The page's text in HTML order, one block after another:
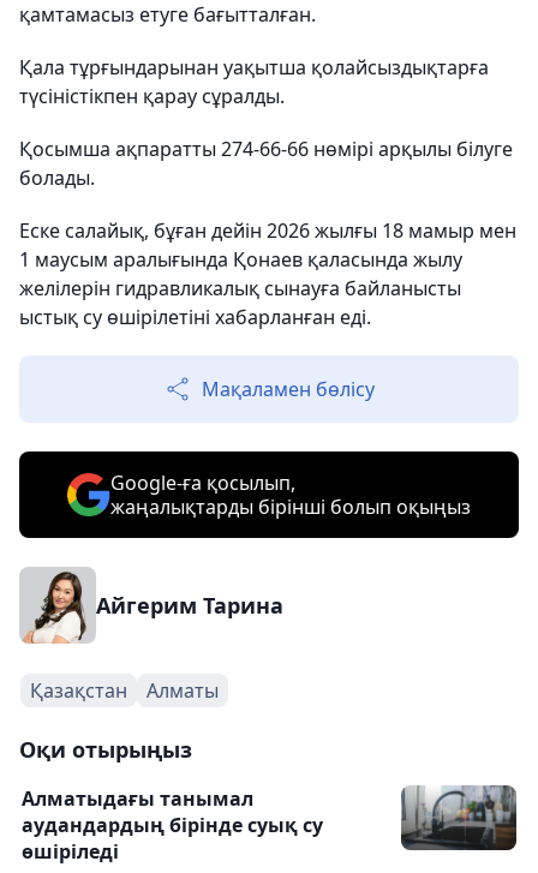
қамтамасыз етуге бағытталған.
Қала тұрғындарынан уақытша қолайсыздықтарға
түсіністікпен қарау сұралды.
Қосымша ақпаратты 274-66-66 нөмірі арқылы білуге
болады.
Еске салайық, бұған дейін 2026 жылғы 18 мамыр мен
1 маусым аралығында Қонаев қаласында жылу
желілерін гидравликалық сынауға байланысты
ыстық су өшірілетіні хабарланған еді.
Мақаламен бөлісу
Google-ға қосылып,
жаңалықтарды бірінші болып оқыңыз
Айгерим Тарина
Қазақстан Алматы
Оқи отырыңыз
Алматыдағы танымал
аудандардың бірінде суық су
өшіріледі